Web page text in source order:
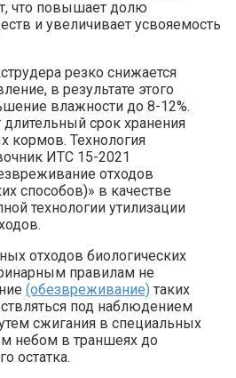
что повышает долю
и увеличивает усвояемость
резко снижается
в результате этого
влажности до 8-12%.
длительный срок хранения
кормов. Технология
ИТС 15-2021
отходов
способов)» в качестве
технологии утилизации
отходов биологических
правилам не
(обезвреживание) таких
под наблюдением
сжигания в специальных
небом в траншеях до
остатка.